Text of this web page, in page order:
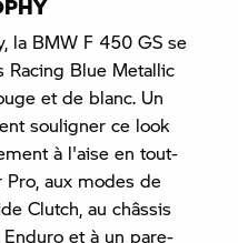
la BMW F 450 GS se
Racing Blue Metallic
et de blanc. Un
souligner ce look
à l'aise en tout-
Pro, aux modes de
Clutch, au châssis
et à un pare-